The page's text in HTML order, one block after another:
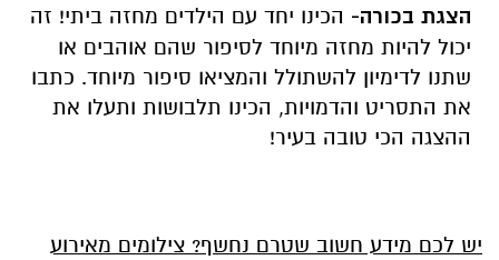
הצגת בכורה- הכינו יחד עם הילדים מחזה ביתי! זה
יכול להיות מחזה מיוחד לסיפור שהם אוהבים או
שתנו לדימיון להשתולל והמציאו סיפור מיוחד. כתבו
את התסריט והדמויות, הכינו תלבושות ותעלו את
ההצגה הכי טובה בעיר!
יש לכם מידע חשוב שטרם נחשף? צילומים מאירוע